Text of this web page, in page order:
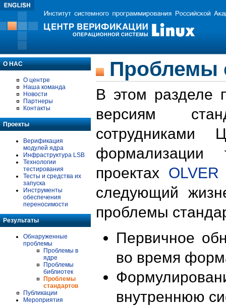
О НАС
О центре
Наша команда
Новости
Партнеры
Контакты
Проекты
Верификация
модулей ядра
Инфраструктура LSB
Технологии
тестирования
Тесты и средства их
запуска
Инструменты
обеспечения
переносимости
Результаты
Обнаруженные
проблемы
Проблемы в
ядре
Проблемы
библиотек
Проблемы
стандартов
Публикации
Мероприятия
Проблемы
В этом разделе
версиям
формализации
проектах OLVER
следующий
проблемы
Первичное
во время
внутреннюю